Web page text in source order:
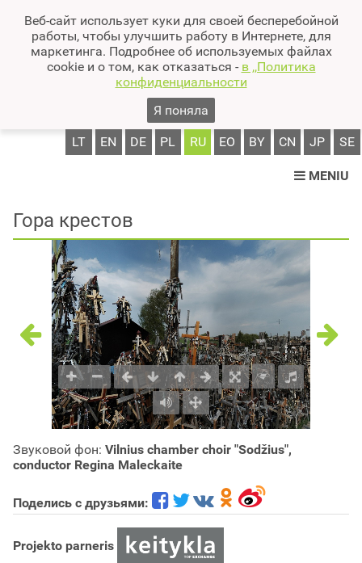
Веб-сайт использует куки для своей бесперебойной
работы, чтобы улучшить работу в Интернете, для
маркетинга. Подробнее об используемых файлах
cookie и о том, как отказаться - в ,,Политика
конфиденциальности
Я поняла
LT EN DE PL RU EO BY CN JP SE
MENIU
Гора крестов
Звуковой фон: Vilnius chamber choir "Sodžius",
conductor Regina Maleckaite
Поделись с друзьями:
Projekto parneris